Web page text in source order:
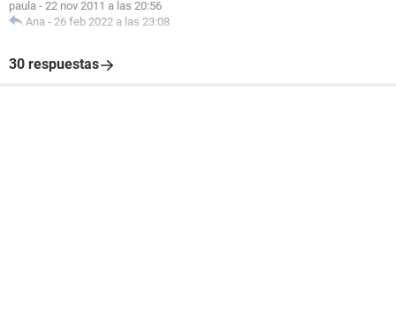
paula - 22 nov 2011 a las 20:56
Ana - 26 feb 2022 a las 23:08
30 respuestas